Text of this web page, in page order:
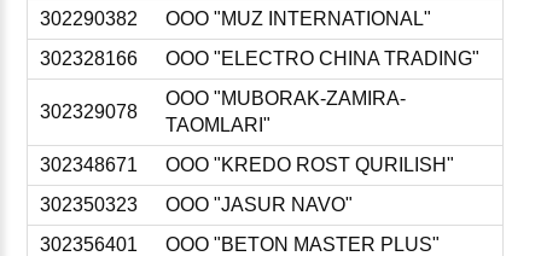
302290382
ООО "MUZ INTERNATIONAL"
302328166
ООО "ELECTRO CHINA TRADING"
302329078
ООО "MUBORAK-ZAMIRA-
TAOMLARI"
302348671
ООО "KREDO ROST QURILISH"
302350323
ООО "JASUR NAVO"
302356401
ООО "BETON MASTER PLUS"